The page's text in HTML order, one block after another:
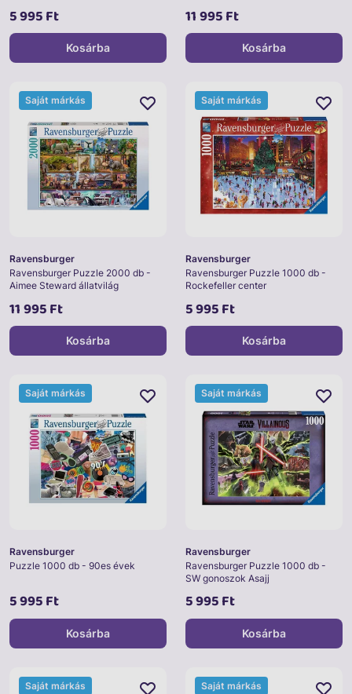
5 995 Ft
Kosárba
11 995 Ft
Kosárba
Ravensburger
Ravensburger Puzzle 2000 db -
Aimee Steward állatvilág
11 995 Ft
Saját márkás
Kosárba
Ravensburger
Ravensburger Puzzle 1000 db -
Rockefeller center
5 995 Ft
Saját márkás
Kosárba
Ravensburger
Puzzle 1000 db - 90es évek
5 995 Ft
Saját márkás
Kosárba
Ravensburger
Ravensburger Puzzle 1000 db -
SW gonoszok Asajj
5 995 Ft
Saját márkás
Kosárba
Saját márkás Saját márkás